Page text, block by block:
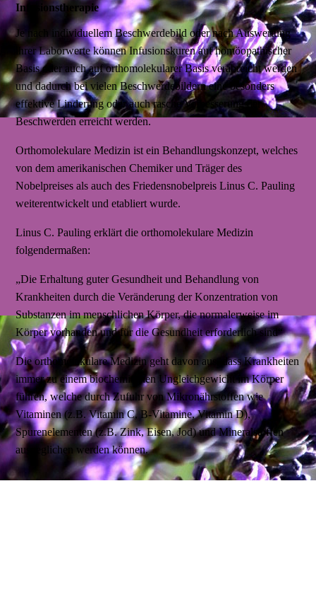
Infusionstherapie
Je nach individuellem Beschwerdebild oder nach Auswertung
ihrer Laborwerte können Infusionskuren auf homöopathischer
Basis oder auch auf orthomolekularer Basis verabreicht werden
und dadurch bei vielen Beschwerdebildern eine besonders
effektive Linderung oder auch rasche Verbesserung der
Beschwerden erreicht werden.
Orthomolekulare Medizin ist ein Behandlungskonzept, welches
von dem amerikanischen Chemiker und Träger des
Nobelpreises als auch des Friedensnobelpreis Linus C. Pauling
weiterentwickelt und etabliert wurde.
Linus C. Pauling erklärt die orthomolekulare Medizin
folgendermaßen:
„Die Erhaltung guter Gesundheit und Behandlung von
Krankheiten durch die Veränderung der Konzentration von
Substanzen im menschlichen Körper, die normalerweise im
Körper vorhanden und für die Gesundheit erforderlich sind“
Die orthomolekulare Medizin geht davon aus, dass Krankheiten
immer zu einem biochemischen Ungleichgewicht im Körper
führen, welche durch Zufuhr von Mikronährstoffen wie
Vitaminen (z.B. Vitamin C, B-Vitamine, Vitamin D),
Spurenelementen (z.B. Zink, Eisen, Jod) und Mineralstoffen
ausgeglichen werden können.